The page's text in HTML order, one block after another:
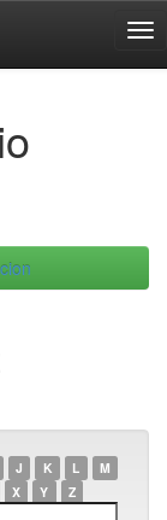
J K L
M
X Y Z